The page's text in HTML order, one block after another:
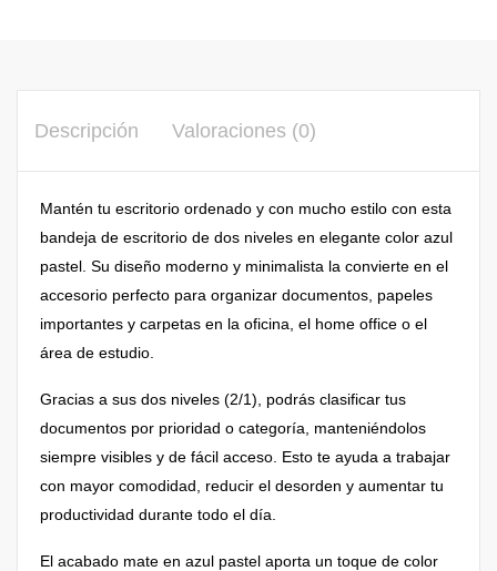
Descripción Valoraciones (0)
Mantén tu escritorio ordenado y con mucho estilo con esta
bandeja de escritorio de dos niveles en elegante color azul
pastel. Su diseño moderno y minimalista la convierte en el
accesorio perfecto para organizar documentos, papeles
importantes y carpetas en la oficina, el home office o el
área de estudio.
Gracias a sus dos niveles (2/1), podrás clasificar tus
documentos por prioridad o categoría, manteniéndolos
siempre visibles y de fácil acceso. Esto te ayuda a trabajar
con mayor comodidad, reducir el desorden y aumentar tu
productividad durante todo el día.
El acabado mate en azul pastel aporta un toque de color